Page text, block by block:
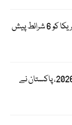
آبنائے ہرمز کھولنے کیلئے ایران نے امریکا کو 6 شرائط پیش
انٹرنیشنل نیوکلیئر سائنس اولمپیاڈ 2026، پاکستان نے